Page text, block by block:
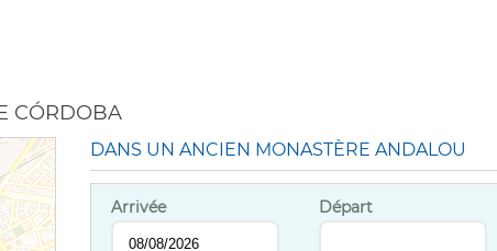
CÓRDOBA
DANS UN ANCIEN MONASTÈRE ANDALOU
Arrivée Départ